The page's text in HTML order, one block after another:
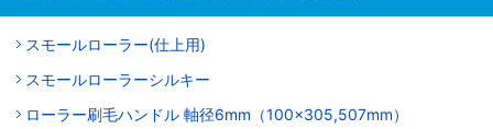
スモールローラー(仕上用)
スモールローラーシルキー
ローラー刷毛ハンドル 軸径6mm（100×305,507mm）